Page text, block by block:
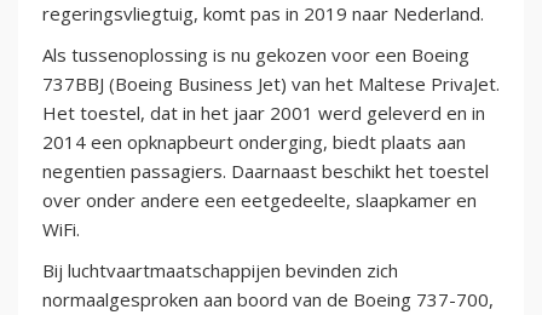
regeringsvliegtuig, komt pas in 2019 naar Nederland.
Als tussenoplossing is nu gekozen voor een Boeing
737BBJ (Boeing Business Jet) van het Maltese PrivaJet.
Het toestel, dat in het jaar 2001 werd geleverd en in
2014 een opknapbeurt onderging, biedt plaats aan
negentien passagiers. Daarnaast beschikt het toestel
over onder andere een eetgedeelte, slaapkamer en
WiFi.
Bij luchtvaartmaatschappijen bevinden zich
normaalgesproken aan boord van de Boeing 737-700,